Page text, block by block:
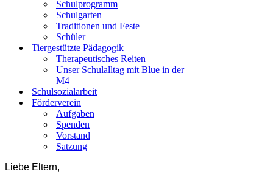
Schulprogramm
Schulgarten
Traditionen und Feste
Schüler
Tiergestützte Pädagogik
Therapeutisches Reiten
Unser Schulalltag mit Blue in der
M4
Schulsozialarbeit
Förderverein
Aufgaben
Spenden
Vorstand
Satzung
Liebe Eltern,